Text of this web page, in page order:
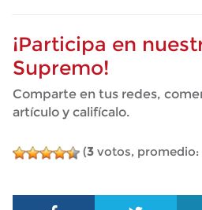
¡Participa en
Supremo!
Comparte en tus redes,
artículo y califícalo.
(3votos, promedio: